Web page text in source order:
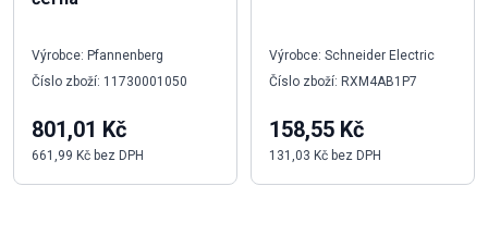
Výrobce: Pfannenberg
Číslo zboží: 11730001050
801,01 Kč
661,99 Kč bez DPH
Výrobce: Schneider Electric
Číslo zboží: RXM4AB1P7
158,55 Kč
131,03 Kč bez DPH